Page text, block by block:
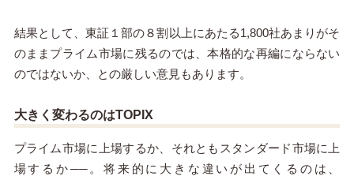
結果として、東証１部の８割以上にあたる1,800社あまりがそ
のままプライム市場に残るのでは、本格的な再編にならない
のではないか、との厳しい意見もあります。
大きく変わるのはTOPIX
プライム市場に上場するか、それともスタンダード市場に上
場するか──。将来的に大きな違いが出てくるのは、